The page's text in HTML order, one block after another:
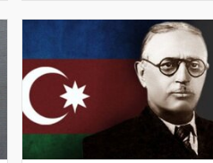
Vüqar Muradov bayağı mahnıları